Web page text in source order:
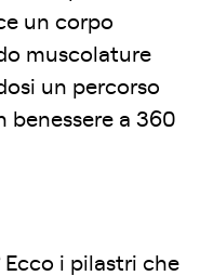
un corpo
muscolature
un percorso
benessere a 360
Ecco i pilastri che